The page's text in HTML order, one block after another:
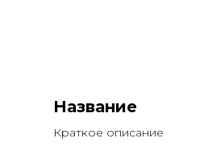
Название
Краткое описание